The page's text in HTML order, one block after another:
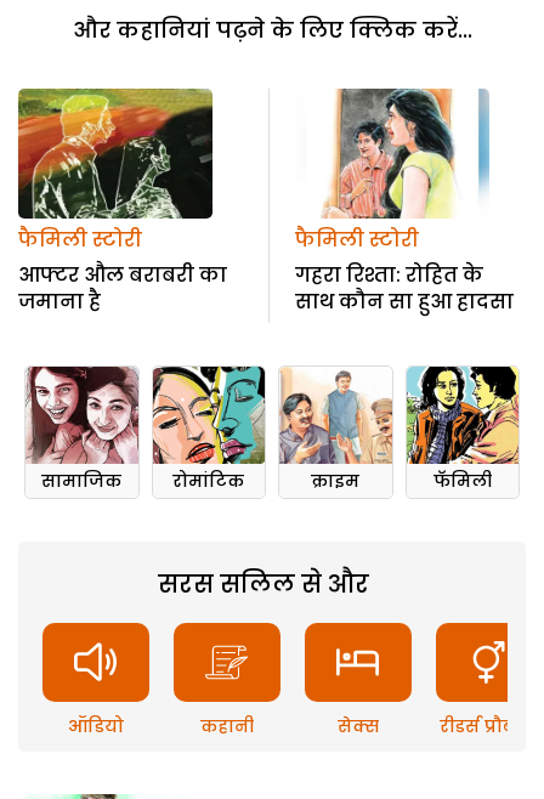
और कहानियां पढ़ने के लिए क्लिक करें...
फैमिली स्टोरी
आफ्टर औल बराबरी का
जमाना है
फैमिली स्टोरी
गहरा रिश्ता: रोहित के
साथ कौन सा हुआ हादसा
सामाजिक रोमांटिक क्राइम फॅमिली
सरस सलिल से और
ऑडियो कहानी सेक्स रीडर्स प्रौब्लम